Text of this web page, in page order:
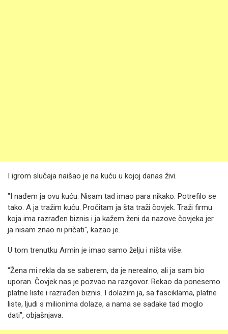
I igrom slučaja naišao je na kuću u kojoj danas živi.
"I nađem ja ovu kuću. Nisam tad imao para nikako. Potrefilo se
tako. A ja tražim kuću. Pročitam ja šta traži čovjek. Traži firmu
koja ima razrađen biznis i ja kažem ženi da nazove čovjeka jer
ja nisam znao ni pričati", kazao je.
U tom trenutku Armin je imao samo želju i ništa više.
"Žena mi rekla da se saberem, da je nerealno, ali ja sam bio
uporan. Čovjek nas je pozvao na razgovor. Rekao da ponesemo
platne liste i razrađen biznis. I dolazim ja, sa fasciklama, platne
liste, ljudi s milionima dolaze, a nama se sadake tad moglo
dati", objašnjava.